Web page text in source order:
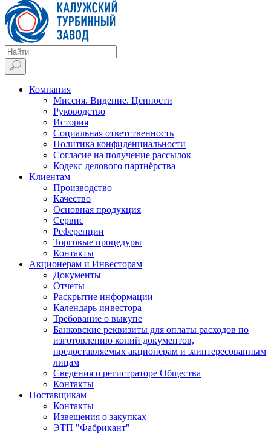
Компания
Миссия. Видение. Ценности
Руководство
История
Социальная ответственность
Политика конфиденциальности
Согласие на получение рассылок
Кодекс делового партнёрства
Клиентам
Производство
Качество
Основная продукция
Сервис
Референции
Торговые процедуры
Контакты
Акционерам и Инвесторам
Документы
Отчеты
Раскрытие информации
Календарь инвестора
Требование о выкупе
Банковские реквизиты для оплаты расходов по
изготовлению копий документов,
предоставляемых акционерам и заинтересованным
лицам
Сведения о регистраторе Общества
Контакты
Поставщикам
Контакты
Извещения о закупках
ЭТП "Фабрикант"